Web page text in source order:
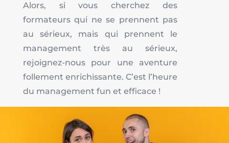
Alors, si vous cherchez des
formateurs qui ne se prennent pas
au sérieux, mais qui prennent le
management très au sérieux,
rejoignez-nous pour une aventure
follement enrichissante. C’est l’heure
du management fun et efficace !